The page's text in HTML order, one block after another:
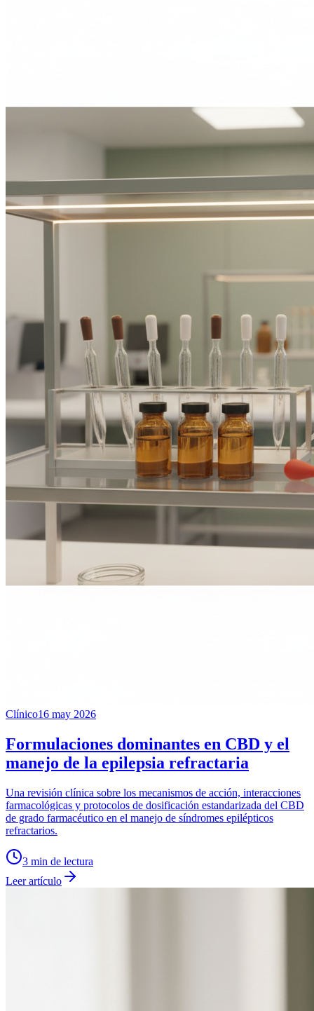
Clínico16 may 2026
Formulaciones dominantes en CBD y el
manejo de la epilepsia refractaria
Una revisión clínica sobre los mecanismos de acción, interacciones
farmacológicas y protocolos de dosificación estandarizada del CBD
de grado farmacéutico en el manejo de síndromes epilépticos
refractarios.
3 min de lectura
Leer artículo